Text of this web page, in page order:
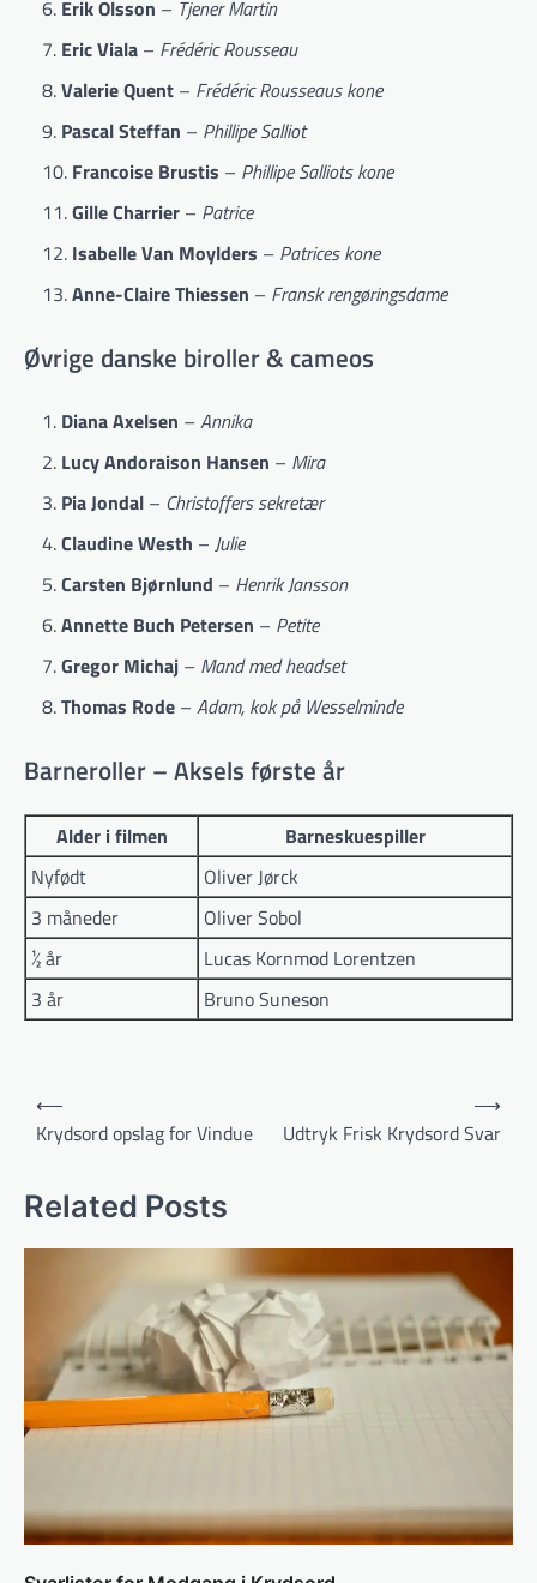
Erik Olsson – Tjener Martin
Eric Viala – Frédéric Rousseau
Valerie Quent – Frédéric Rousseaus kone
Pascal Steffan – Phillipe Salliot
Francoise Brustis – Phillipe Salliots kone
Gille Charrier – Patrice
Isabelle Van Moylders – Patrices kone
Anne-Claire Thiessen – Fransk rengøringsdame
Øvrige danske biroller & cameos
Diana Axelsen – Annika
Lucy Andoraison Hansen – Mira
Pia Jondal – Christoffers sekretær
Claudine Westh – Julie
Carsten Bjørnlund – Henrik Jansson
Annette Buch Petersen – Petite
Gregor Michaj – Mand med headset
Thomas Rode – Adam, kok på Wesselminde
Barneroller – Aksels første år
Alder i filmen
Barneskuespiller
Nyfødt
Oliver Jørck
3 måneder
Oliver Sobol
½ år
Lucas Kornmod Lorentzen
3 år
Bruno Suneson
Indlægsnavigation
⟵
Krydsord opslag for Vindue
Udtryk Frisk Krydsord Svar
⟶
Related Posts